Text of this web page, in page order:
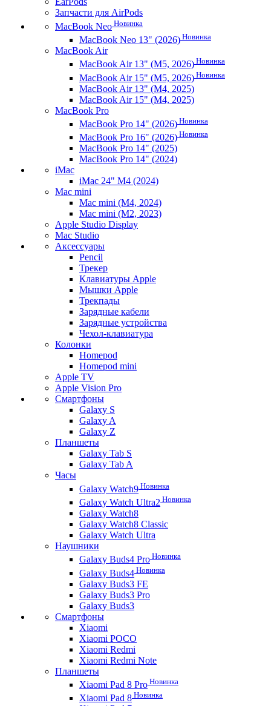
Запчасти для AirPods
MacBook Neo Новинка
MacBook Neo 13" (2026) Новинка
MacBook Air
MacBook Air 13" (M5, 2026) Новинка
MacBook Air 15" (M5, 2026) Новинка
MacBook Air 13" (M4, 2025)
MacBook Air 15" (M4, 2025)
MacBook Pro
MacBook Pro 14" (2026) Новинка
MacBook Pro 16" (2026) Новинка
MacBook Pro 14" (2025)
MacBook Pro 14" (2024)
iMac
iMac 24" M4 (2024)
Mac mini
Mac mini (M4, 2024)
Mac mini (M2, 2023)
Apple Studio Display
Mac Studio
Аксессуары
Pencil
Трекер
Клавиатуры Apple
Мышки Apple
Трекпады
Зарядные кабели
Зарядные устройства
Чехол-клавиатура
Колонки
Homepod
Homepod mini
Apple TV
Apple Vision Pro
Смартфоны
Galaxy S
Galaxy A
Galaxy Z
Планшеты
Galaxy Tab S
Galaxy Tab A
Часы
Galaxy Watch9 Новинка
Galaxy Watch Ultra2 Новинка
Galaxy Watch8
Galaxy Watch8 Classic
Galaxy Watch Ultra
Наушники
Galaxy Buds4 Pro Новинка
Galaxy Buds4 Новинка
Galaxy Buds3 FE
Galaxy Buds3 Pro
Galaxy Buds3
Смартфоны
Xiaomi
Xiaomi POCO
Xiaomi Redmi
Xiaomi Redmi Note
Планшеты
Xiaomi Pad 8 Pro Новинка
Xiaomi Pad 8 Новинка